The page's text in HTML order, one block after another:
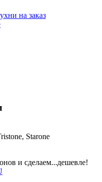
Starone
и сделаем...дешевле!